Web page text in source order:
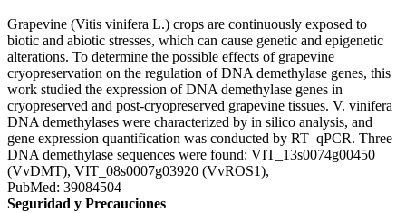
Grapevine (Vitis vinifera L.) crops are continuously exposed to
biotic and abiotic stresses, which can cause genetic and epigenetic
alterations. To determine the possible effects of grapevine
cryopreservation on the regulation of DNA demethylase genes, this
work studied the expression of DNA demethylase genes in
cryopreserved and post-cryopreserved grapevine tissues. V. vinifera
DNA demethylases were characterized by in silico analysis, and
gene expression quantification was conducted by RT‒qPCR. Three
DNA demethylase sequences were found: VIT_13s0074g00450
(VvDMT), VIT_08s0007g03920 (VvROS1),
PubMed: 39084504
Seguridad y Precauciones